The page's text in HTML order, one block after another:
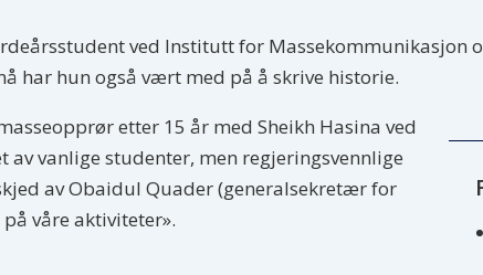
ved Institutt for Massekommunikasjon
har hun også vært med på å skrive historie.
etter 15 år med Sheikh Hasina ved
av vanlige studenter, men regjeringsvennlige
av Obaidul Quader (generalsekretær for
våre aktiviteter».